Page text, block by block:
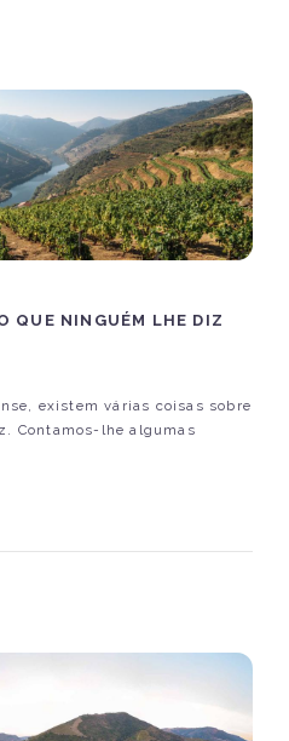
QUE NINGUÉM LHE DIZ
existem várias coisas sobre
Contamos-lhe algumas